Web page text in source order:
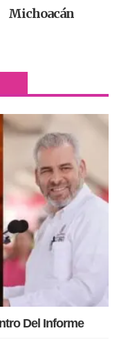
Michoacán
Del Informe